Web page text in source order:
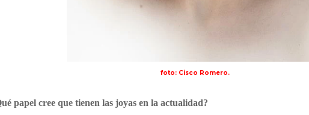
foto: Cisco Romero.
papel cree que tienen las joyas en la actualidad?